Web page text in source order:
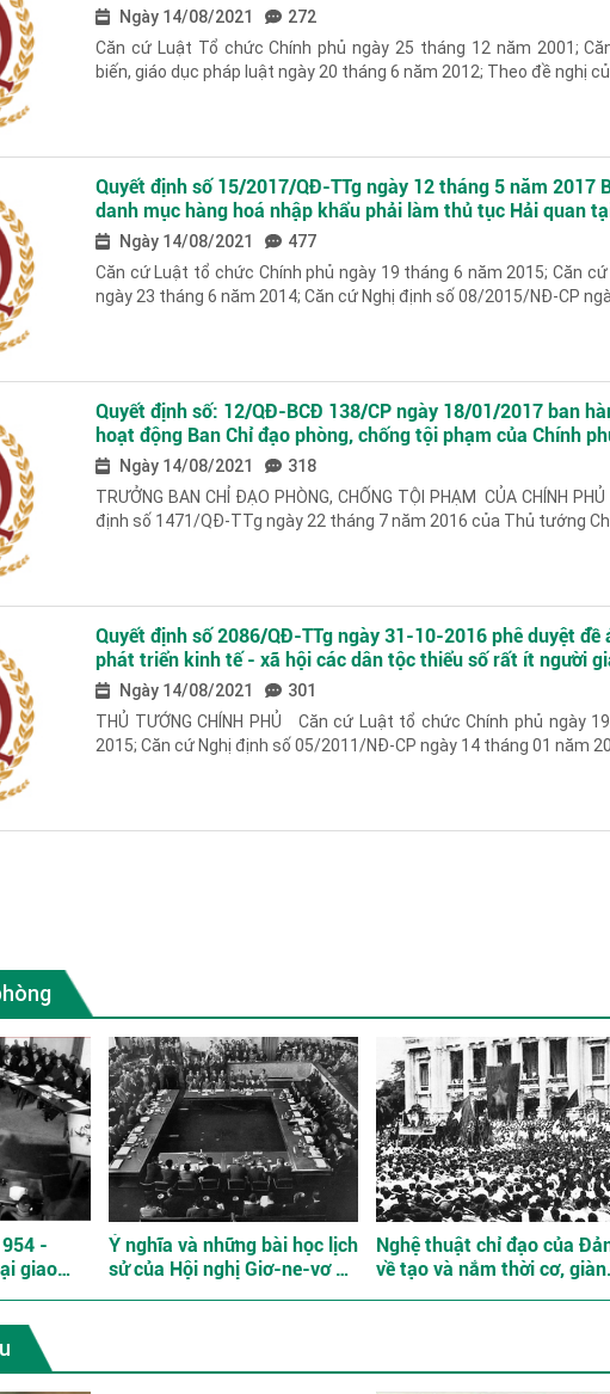
Ngày 14/08/2021
272
Căn cứ Luật Tổ chức Chính phủ ngày 25 tháng 12 năm 2001;
biến, giáo dục pháp luật ngày 20 tháng 6 năm 2012; Theo đề nghị
Quyết định số 15/2017/QĐ-TTg ngày 12 tháng 5 năm 2017
danh mục hàng hoá nhập khẩu phải làm thủ tục Hải quan
nhậpNgày 14/08/2021
477
Căn cứ Luật tổ chức Chính phủ ngày 19 tháng 6 năm 2015; Căn
ngày 23 tháng 6 năm 2014; Căn cứ Nghị định số 08/2015/NĐ-CP
Quyết định số: 12/QĐ-BCĐ 138/CP ngày 18/01/2017 ban
hoạt động Ban Chỉ đạo phòng, chống tội phạm của Chính
Ngày 14/08/2021
318
TRƯỞNG BAN CHỈ ĐẠO PHÒNG, CHỐNG TỘI PHẠM CỦA CHÍNH
định số 1471/QĐ-TTg ngày 22 tháng 7 năm 2016 của Thủ tướng
Quyết định số 2086/QĐ-TTg ngày 31-10-2016 phê duyệt đề
phát triển kinh tế - xã hội các dân tộc thiểu số rất ít người
2016 - 2025
Ngày 14/08/2021
301
THỦ TƯỚNG CHÍNH PHỦ Căn cứ Luật tổ chức Chính phủ ngày
2015; Căn cứ Nghị định số 05/2011/NĐ-CP ngày 14 tháng 01 năm
-
giao
Ý nghĩa và những bài học lịch
sử của Hội nghị Giơ-ne-vơ về
Nghệ thuật chỉ đạo của
về tạo và nắm thời cơ,